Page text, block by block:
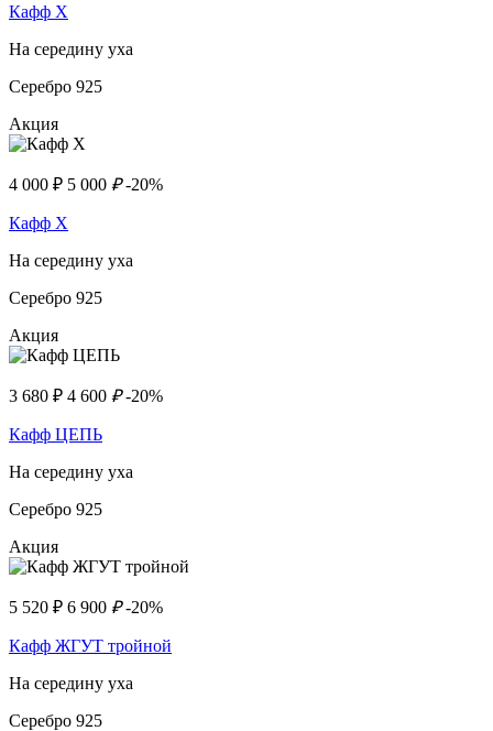
Кафф Х
На середину уха
Серебро 925
Акция
4 000 ₽ 5 000 ₽ -20%
Кафф Х
На середину уха
Серебро 925
Акция
3 680 ₽ 4 600 ₽ -20%
Кафф ЦЕПЬ
На середину уха
Серебро 925
Акция
5 520 ₽ 6 900 ₽ -20%
Кафф ЖГУТ тройной
На середину уха
Серебро 925